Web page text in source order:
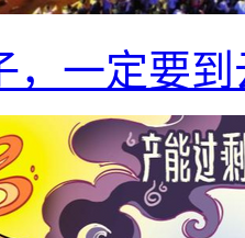
，一定要